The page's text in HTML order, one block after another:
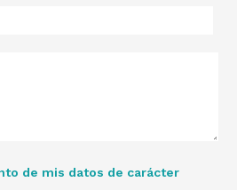
de mis datos de carácter